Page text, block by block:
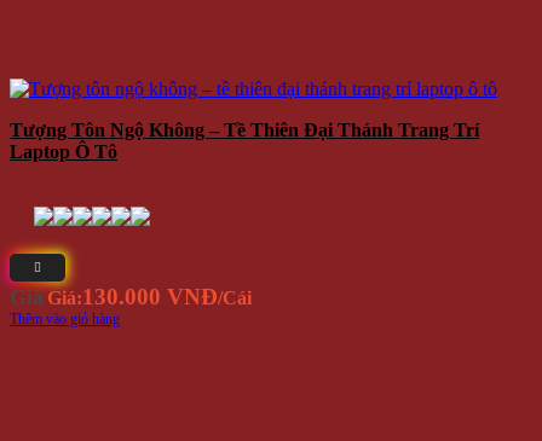
Tượng Tôn Ngộ Không – Tề Thiên Đại Thánh Trang Trí
Laptop Ô Tô
Giá Giá:130.000 VNĐ/Cái
Thêm vào giỏ hàng